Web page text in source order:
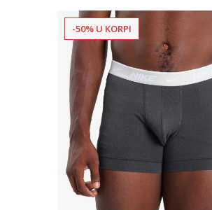
-50% U KORPI